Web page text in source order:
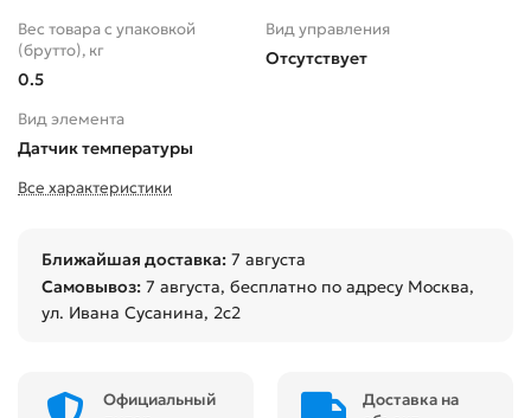
Вес товара с упаковкой
(брутто), кг
0.5
Вид управления
Отсутствует
Вид элемента
Датчик температуры
Все характеристики
Ближайшая доставка: 7 августа
Самовывоз: 7 августа, бесплатно по адресу Москва,
ул. Ивана Сусанина, 2с2
Официальный
Доставка на